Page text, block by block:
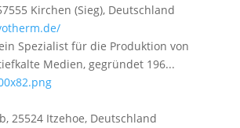
Kirchen (Sieg), Deutschland
Spezialist für die Produktion von
Medien, gegründet 196...
25524 Itzehoe, Deutschland